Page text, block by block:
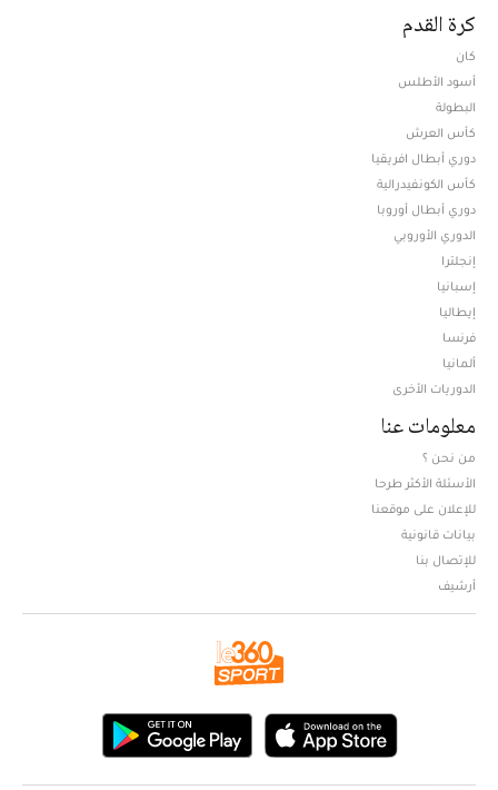
كرة القدم
كان
أسود الأطلس
البطولة
كأس العرش
دوري أبطال افريقيا
كأس الكونفيدرالية
دوري أبطال أوروبا
الدوري الأوروبي
إنجلترا
إسبانيا
إيطاليا
فرنسا
ألمانيا
الدوريات الأخرى
معلومات عنا
من نحن ؟
الأسئلة الأكثر طرحا
للإعلان على موقعنا
بيانات قانونية
للإتصال بنا
أرشيف